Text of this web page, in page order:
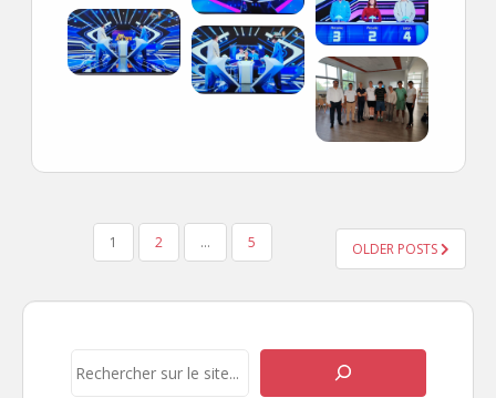
PAGINATION
PUBLICATIONS
1 2 … 5 OLDER POSTS